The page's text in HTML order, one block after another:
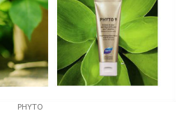
PHYTO